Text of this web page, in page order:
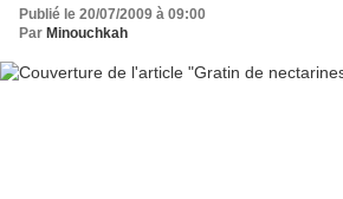
Publié le 20/07/2009 à 09:00
Par Minouchkah